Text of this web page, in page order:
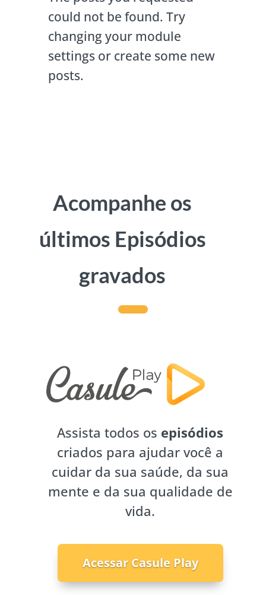
could not be found. Try
changing your module
settings or create some new
posts.
Acompanhe os
últimos Episódios
gravados
Assista todos os episódios
criados para ajudar você a
cuidar da sua saúde, da sua
mente e da sua qualidade de
vida.
Acessar Casule Play